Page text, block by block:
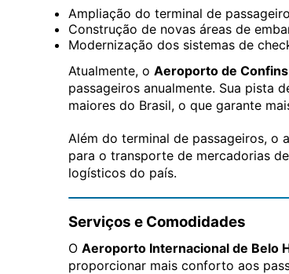
Ampliação do terminal de
Construção de novas áreas de
Modernização dos sistemas de
Atualmente, o Aeroporto de Confins
passageiros anualmente. Sua pista
maiores do Brasil, o que garante
Além do terminal de passageiros, o
para o transporte de mercadorias
logísticos do país.
Serviços e Comodidades
O Aeroporto Internacional de Belo
proporcionar mais conforto aos